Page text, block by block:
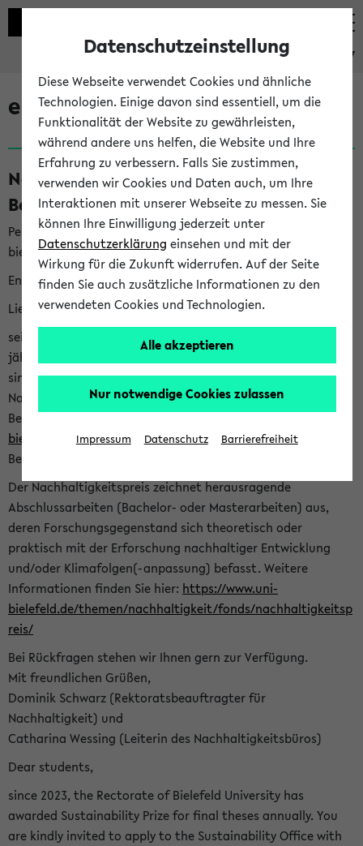
eKVV
eKVV News
Nachhaltigkeitspreis 2026:
Bewerbungsphase gestartet (06.08.26)
Per E-Mail eingestellt von nachhaltigkeitsbuero@uni-
bielefeld.de an den Verteiler 'Alle Studierenden':
English version below
Liebe Studierende,
seit 2023 verleiht das Rektorat der Universität Bielefeld
jährlich den Nachhaltigkeitspreis für Abschlussarbeiten. Sie
sind herzlich eingeladen sich mit Ihrer Abschlussarbeit beim
Nachhaltigkeitsbüro zu bewerben. Bitte nutzen Sie für Ihre
Bewerbung dieses Formular<https://formulare.uni-
bielefeld.de/frontend-server/form/provide/913/>. Die
Bewerbungsfrist endet am 30.09.2026.
Der Nachhaltigkeitspreis zeichnet herausragende
Abschlussarbeiten (Bachelor- oder Masterarbeiten) aus,
deren Forschungsgegenstand sich theoretisch oder
praktisch mit der Erforschung nachhaltiger Entwicklung
und/oder Klimafolgen(-anpassung) befasst. Weitere
Informationen finden Sie hier: https://www.uni-
bielefeld.de/themen/nachhaltigkeit/fonds/nachhaltigkeitsp
reis/
Bei Rückfragen stehen wir Ihnen gern zur Verfügung.
Mit freundlichen Grüßen,
Dominik Schwarz (Rektoratsbeauftragter für
Nachhaltigkeit) und
Catharina Wessing (Leiterin des Nachhaltigkeitsbüros)
Dear students,
since 2023, the Rectorate of Bielefeld University has
awarded Sustainability Prize for final theses annually. You
are kindly invited to apply to the Sustainability Office with
Datenschutzeinstellung
Diese Webseite verwendet Cookies und ähnliche
Technologien. Einige davon sind essentiell, um die
Funktionalität der Website zu gewährleisten,
während andere uns helfen, die Website und Ihre
Erfahrung zu verbessern. Falls Sie zustimmen,
verwenden wir Cookies und Daten auch, um Ihre
Interaktionen mit unserer Webseite zu messen. Sie
können Ihre Einwilligung jederzeit unter
Datenschutzerklärung einsehen und mit der
Wirkung für die Zukunft widerrufen. Auf der Seite
finden Sie auch zusätzliche Informationen zu den
verwendeten Cookies und Technologien.
Alle akzeptieren
Nur notwendige Cookies zulassen
Impressum Datenschutz Barrierefreiheit